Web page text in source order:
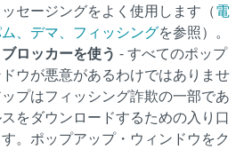
セージングをよく使用します（電
、デマ、フィッシングを参照）。
ロッカーを使う - すべてのポップ
ウが悪意があるわけではありませ
プはフィッシング詐欺の一部であ
をダウンロードするための入り口
。ポップアップ・ウィンドウをク